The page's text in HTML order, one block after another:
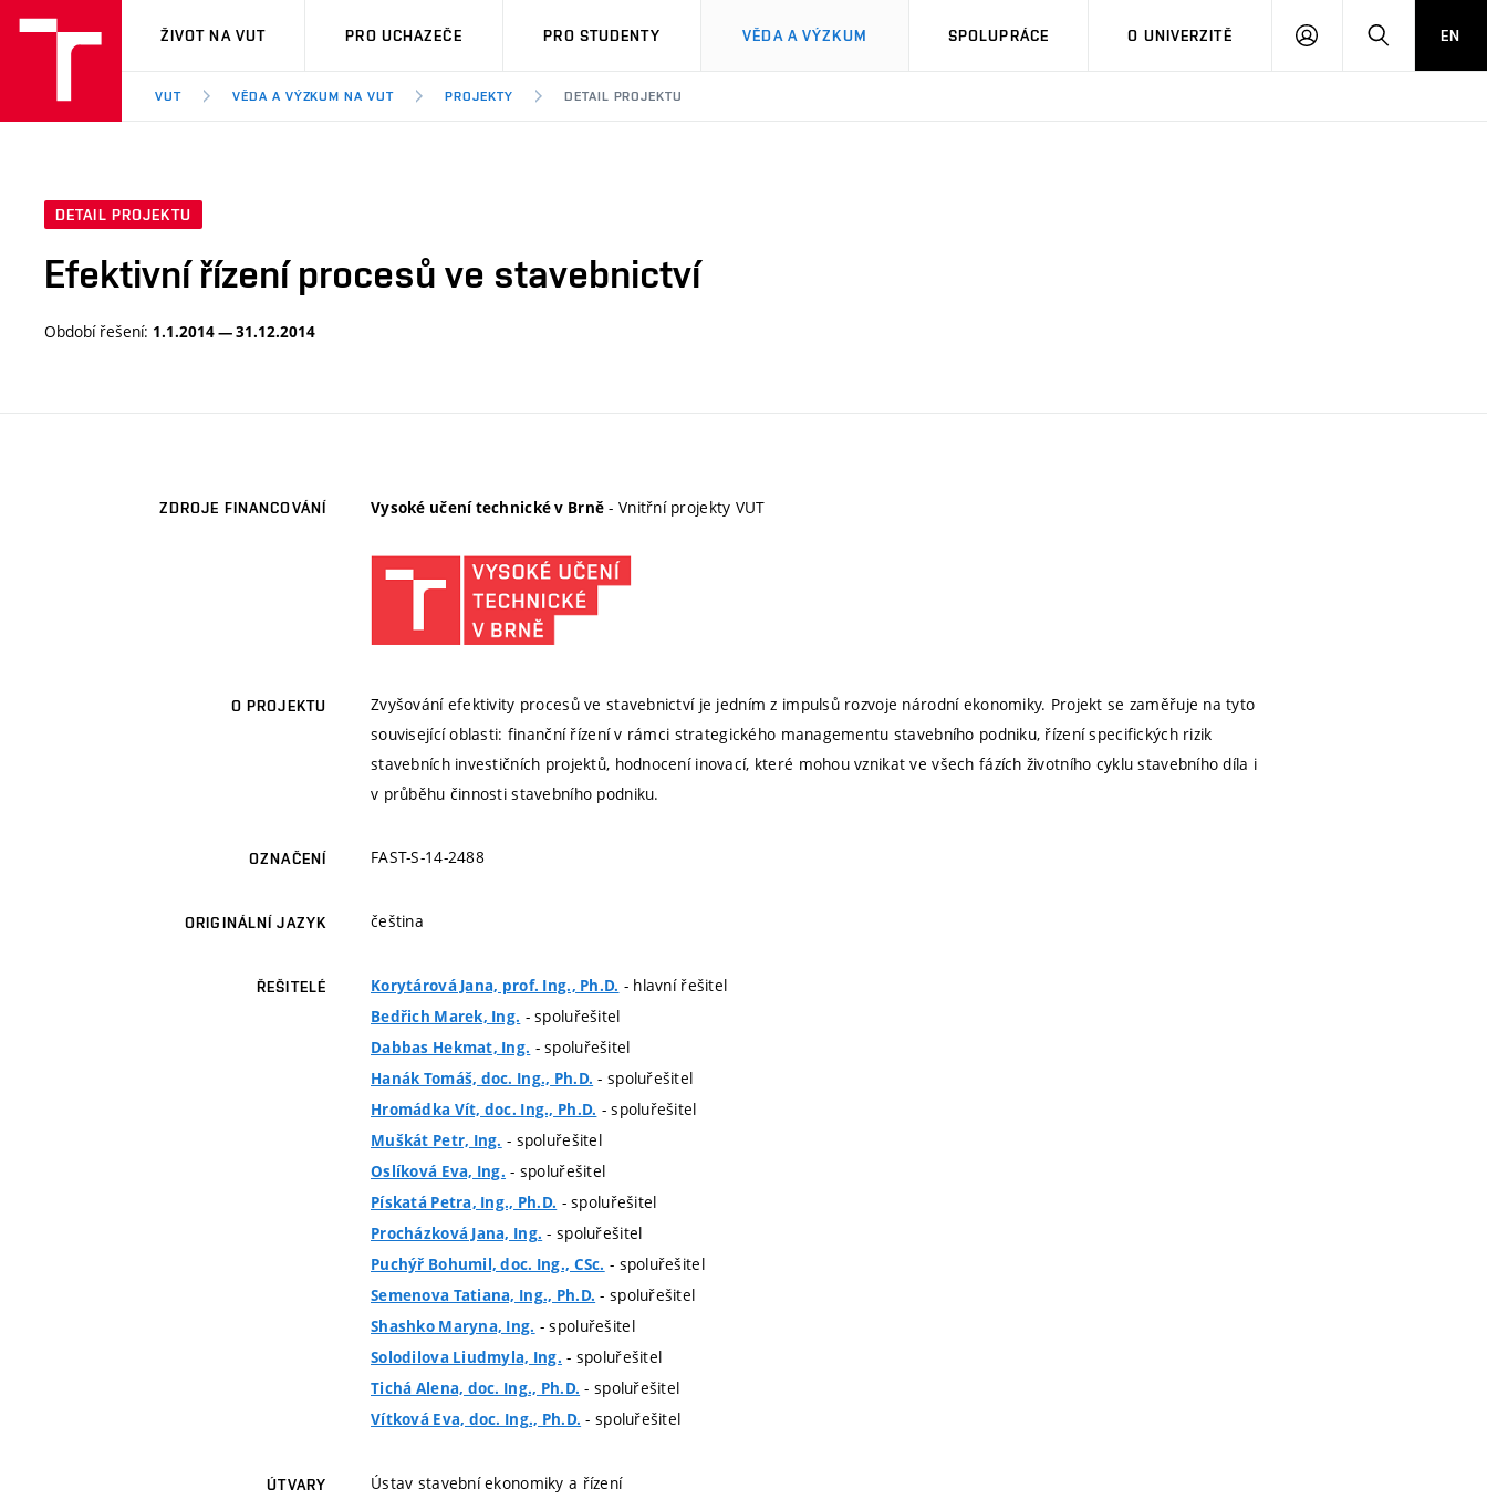
VUT
ŽIVOT NA VUT PRO UCHAZEČE PRO STUDENTY VĚDA A VÝZKUM SPOLUPRÁCE O UNIVERZITĚ
PŘIHLÁSIT HLEDATEN
VUT VĚDA A VÝZKUM NA VUT PROJEKTY DETAIL PROJEKTU
DETAIL PROJEKTU
Efektivní řízení procesů ve stavebnictví
Období řešení: 1.1.2014 — 31.12.2014
ZDROJE FINANCOVÁNÍ Vysoké učení technické v Brně - Vnitřní projekty VUT
O PROJEKTU
Zvyšování efektivity procesů ve stavebnictví je jedním z impulsů rozvoje národní ekonomiky. Projekt se zaměřuje na tyto
související oblasti: finanční řízení v rámci strategického managementu stavebního podniku, řízení specifických rizik
stavebních investičních projektů, hodnocení inovací, které mohou vznikat ve všech fázích životního cyklu stavebního díla i
v průběhu činnosti stavebního podniku.
OZNAČENÍ FAST-S-14-2488
ORIGINÁLNÍ JAZYK čeština
ŘEŠITELÉ Korytárová Jana, prof. Ing., Ph.D. - hlavní řešitel
Bedřich Marek, Ing. - spoluřešitel
Dabbas Hekmat, Ing. - spoluřešitel
Hanák Tomáš, doc. Ing., Ph.D. - spoluřešitel
Hromádka Vít, doc. Ing., Ph.D. - spoluřešitel
Muškát Petr, Ing. - spoluřešitel
Oslíková Eva, Ing. - spoluřešitel
Pískatá Petra, Ing., Ph.D. - spoluřešitel
Procházková Jana, Ing. - spoluřešitel
Puchýř Bohumil, doc. Ing., CSc. - spoluřešitel
Semenova Tatiana, Ing., Ph.D. - spoluřešitel
Shashko Maryna, Ing. - spoluřešitel
Solodilova Liudmyla, Ing. - spoluřešitel
Tichá Alena, doc. Ing., Ph.D. - spoluřešitel
Vítková Eva, doc. Ing., Ph.D. - spoluřešitel
ÚTVARY
Ústav stavební ekonomiky a řízení